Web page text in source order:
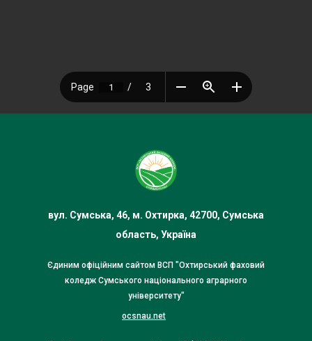
вул. Сумська, 46, м. Охтирка, 42700, Сумська
область, Україна
Єдиним офіційним сайтом ВСП "Охтирський фаховий
коледж Сумського національного аграрного
університету"
ocsnau.net